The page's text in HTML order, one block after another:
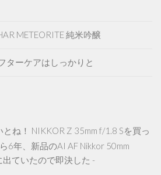
METEORITE 純米吟醸
ターケアはしっかりと
ね！ NIKKOR Z 35mm f/1.8 Sを買っ
6年、新品のAI AF Nikkor 50mm
ていたので即決した -